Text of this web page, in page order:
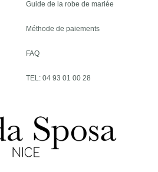
Guide de la robe de mariée
Méthode de paiements
FAQ
TEL: 04 93 01 00 28